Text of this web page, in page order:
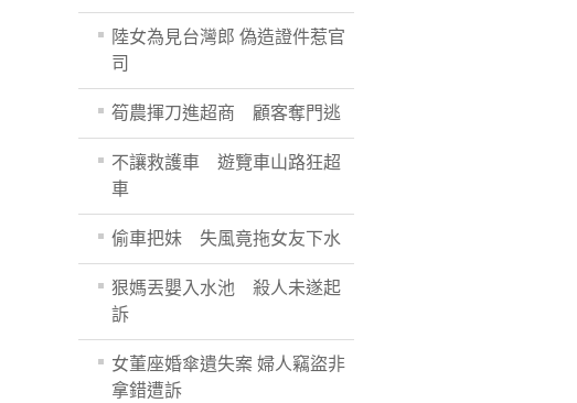
陸女為見台灣郎 偽造證件惹官
司
筍農揮刀進超商 顧客奪門逃
不讓救護車 遊覽車山路狂超
車
偷車把妹 失風竟拖女友下水
狠媽丟嬰入水池 殺人未遂起
訴
女董座婚傘遺失案 婦人竊盜非
拿錯遭訴